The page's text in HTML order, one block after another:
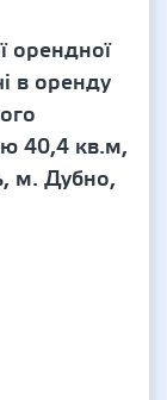
орендної
в оренду
40,4 кв.м,
м. Дубно,